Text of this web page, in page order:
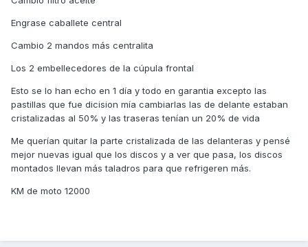
Engrase caballete central
Cambio 2 mandos más centralita
Los 2 embellecedores de la cúpula frontal
Esto se lo han echo en 1 día y todo en garantia excepto las
pastillas que fue dicision mía cambiarlas las de delante estaban
cristalizadas al 50% y las traseras tenían un 20% de vida
Me querían quitar la parte cristalizada de las delanteras y pensé
mejor nuevas igual que los discos y a ver que pasa, los discos
montados llevan más taladros para que refrigeren más.
KM de moto 12000